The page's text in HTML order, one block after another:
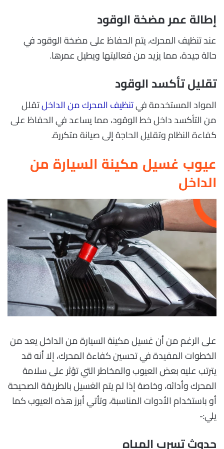
إطالة عمر مضخة الوقود
عند تنظيف المحرك، يتم الحفاظ على مضخة الوقود في
حالة جيدة، مما يزيد من فعاليتها ويطيل عمرها.
تقليل تأكسد الوقود
المواد المستخدمة فيتنظيف المحرك من الداخلتقلل
من التأكسد داخل خط الوقود، مما يساعد في الحفاظ على
كفاءة النظام وتقليل الحاجة إلى صيانة متكررة.
عيوب غسيل مكينة السيارة من
الداخل
على الرغم من أن غسيل مكينة السيارة من الداخل يعد من
الخطوات المفيدة في تحسين كفاءة المحرك، إلا أنه قد
يترتب عليه بعض العيوب والمخاطر التي تؤثر على سلامة
المحرك وأدائه، وخاصة إذا لم يتم الغسيل بالطريقة الصحيحة
أو باستخدام الأدوات المناسبة، وتأتي أبرز هذه العيوب كما
يلي:-
حدوث تسرب المياه